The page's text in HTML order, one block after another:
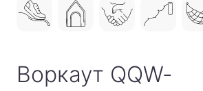
Воркаут QQW-